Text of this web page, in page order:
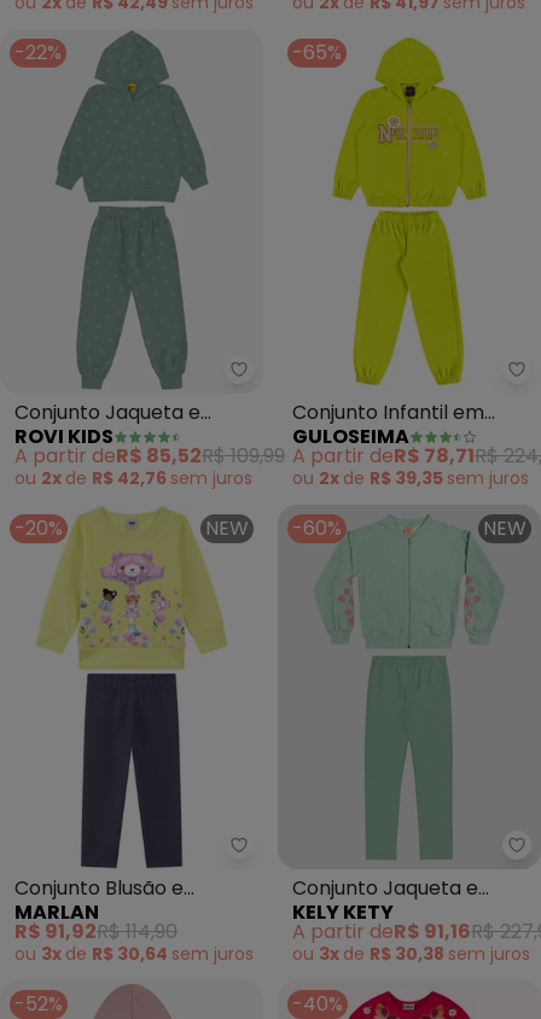
-22%
Rovi Kids - Conjunto Jaqueta
Conjunto Jaqueta e
Calça Molecotton
(Verde)
ROVI KIDS
A partir deR$ 85,52R$ 109,99
ou 2x de R$ 42,76 sem juros
-65%
Conjunto Infantil em
Molecotton (Verde)
GULOSEIMA
A partir deR$ 78,71R$
ou 2x de R$ 39,35 sem juros
-20% NEW
Marlan - Conjunto Blusão e
Conjunto Blusão e
Legging (Verde)
MARLAN
R$ 91,92R$ 114,90
ou 3x de R$ 30,64 sem juros
-60% NEW
Conjunto Jaqueta e
Legging (Verde)
KELY KETY
A partir deR$ 91,16R$
ou 3x de R$ 30,38 sem juros
-52% -40%